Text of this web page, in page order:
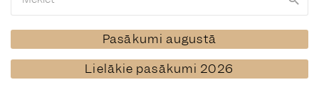
Pasākumi augustā
Lielākie pasākumi 2026